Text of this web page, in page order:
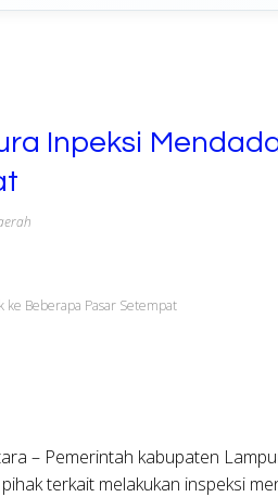
Inpeksi
ke Beberapa Pasar Setempat
– Pemerintah kabupaten
terkait melakukan inspeksi